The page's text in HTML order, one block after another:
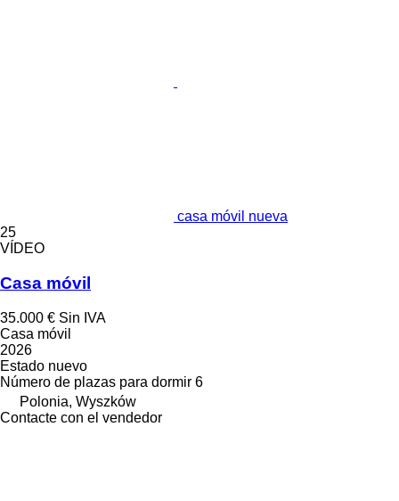
casa móvil nueva
25
VÍDEO
Casa móvil
35.000 € Sin IVA
Casa móvil
2026
Estado nuevo
Número de plazas para dormir 6
Polonia, Wyszków
Contacte con el vendedor